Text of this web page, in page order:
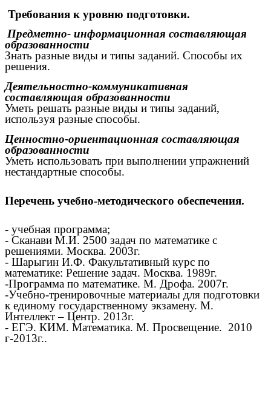
Требования к уровню подготовки.
Предметно- информационная составляющая
образованности
Знать разные виды и типы заданий. Способы их
решения.
Деятельностно-коммуникативная
составляющая образованности
Уметь решать разные виды и типы заданий,
используя разные способы.
Ценностно-ориентационная составляющая
образованности
Уметь использовать при выполнении упражнений
нестандартные способы.
Перечень учебно-методического обеспечения.
- учебная программа;
- Сканави М.И. 2500 задач по математике с
решениями. Москва. 2003г.
- Шарыгин И.Ф. Факультативный курс по
математике: Решение задач. Москва. 1989г.
-Программа по математике. М. Дрофа. 2007г.
-Учебно-тренировочные материалы для подготовки
к единому государственному экзамену. М.
Интеллект – Центр. 2013г.
- ЕГЭ. КИМ. Математика. М. Просвещение. 2010
г-2013г..